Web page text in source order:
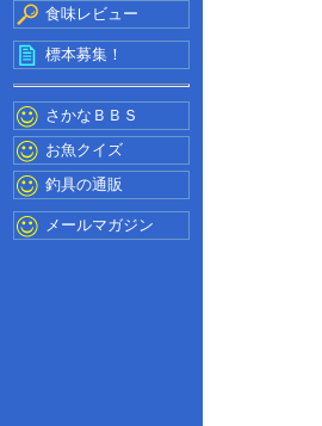
食味レビュー
標本募集！
さかなＢＢＳ
お魚クイズ
釣具の通販
メールマガジン